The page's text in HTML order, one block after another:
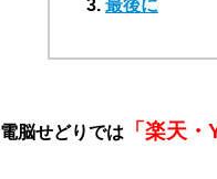
最後に
電脳せどりでは 「楽天